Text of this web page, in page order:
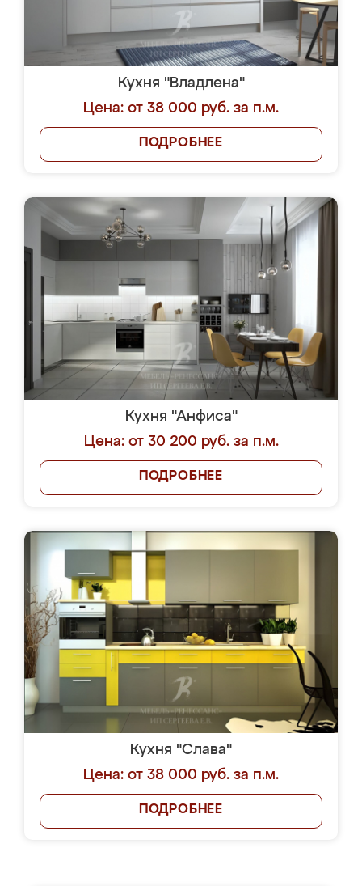
Кухня "Владлена"
Цена: от 38 000 руб. за п.м.
ПОДРОБНЕЕ
Кухня "Анфиса"
Цена: от 30 200 руб. за п.м.
ПОДРОБНЕЕ
Кухня "Слава"
Цена: от 38 000 руб. за п.м.
ПОДРОБНЕЕ